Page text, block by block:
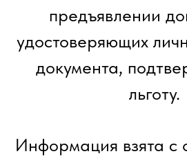
предъявлении
удостоверяющих
документа,
льготу.
Информация взята с